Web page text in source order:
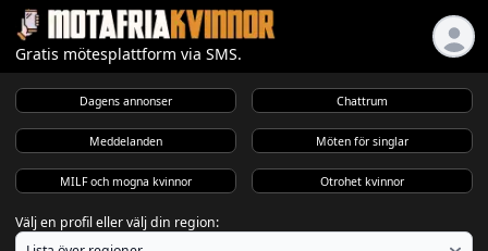
Gratis mötesplattform via SMS.
Dagens annonser Chattrum
Meddelanden Möten för singlar
MILF och mogna kvinnor Otrohet kvinnor
Välj en profil eller välj din region: